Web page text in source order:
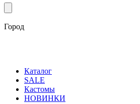
Город
Каталог
SALE
Кастомы
НОВИНКИ